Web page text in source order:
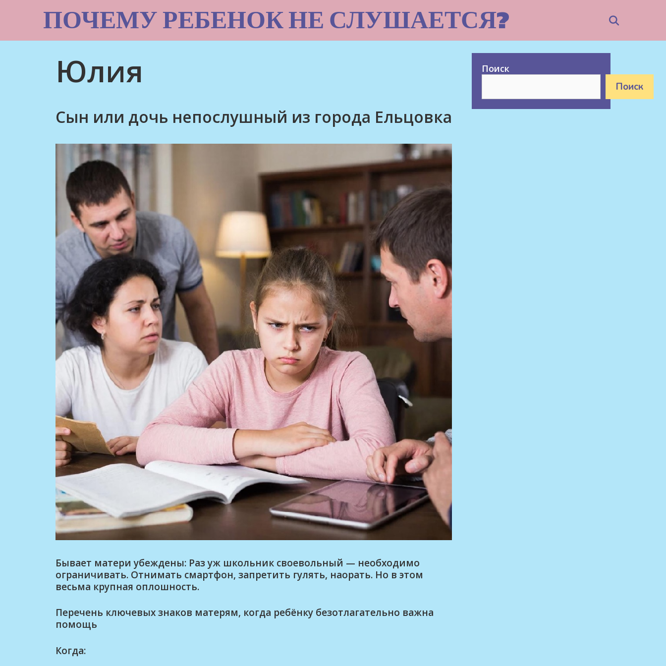
ПОЧЕМУ РЕБЕНОК НЕ СЛУШАЕТСЯ?
Юлия
Сын или дочь непослушный из города Ельцовка
Бывает матери убеждены: Раз уж школьник своевольный — необходимо
ограничивать. Отнимать смартфон, запретить гулять, наорать. Но в этом
весьма крупная оплошность.
Перечень ключевых знаков матерям, когда ребёнку безотлагательно важна
помощь
Когда:
Поиск
Поиск